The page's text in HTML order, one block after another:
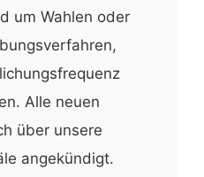
um Wahlen oder
Alle neuen
über unsere
angekündigt.